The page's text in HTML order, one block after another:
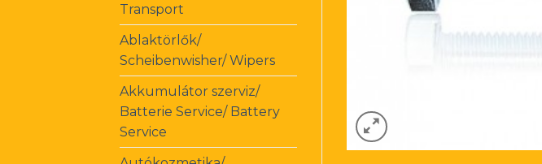
Transport
Ablaktörlők/
Scheibenwisher/ Wipers
Akkumulátor szerviz/
Batterie Service/ Battery
Service